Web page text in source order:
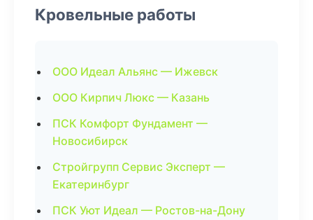
Кровельные работы
ООО Идеал Альянс — Ижевск
ООО Кирпич Люкс — Казань
ПСК Комфорт Фундамент —
Новосибирск
Стройгрупп Сервис Эксперт —
Екатеринбург
ПСК Уют Идеал — Ростов-на-Дону